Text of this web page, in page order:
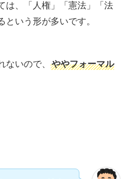
は、「人権」「憲法」「法
いう形が多いです。
ないので、 ややフォーマル